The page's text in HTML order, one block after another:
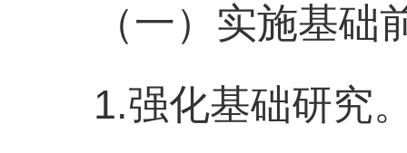
（一）实施基
1.强化基础研究